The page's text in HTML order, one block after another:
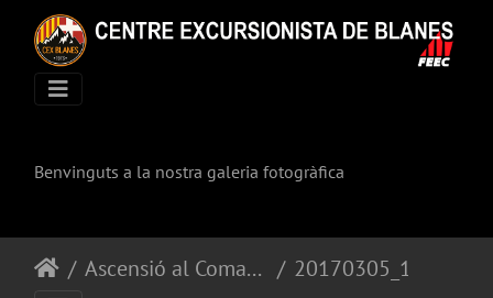
Benvinguts a la nostra galeria fotogràfica
Ascensió al Comabona i Serra Pedregosa 20170305_131617